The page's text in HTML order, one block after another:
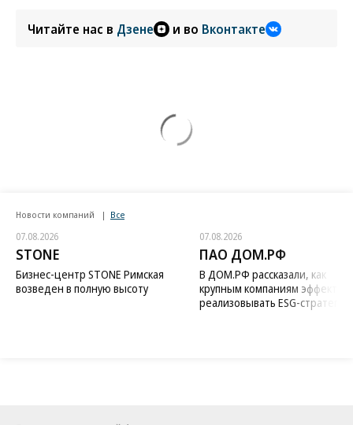
Читайте нас в Дзене и во Вконтакте
Новости компаний Все
07.08.2026
STONE
Бизнес-центр STONE Римская
возведен в полную высоту
07.08.2026
ПАО ДОМ.РФ
В ДОМ.РФ рассказали, как
крупным компаниям
реализовывать ESG-стратегию